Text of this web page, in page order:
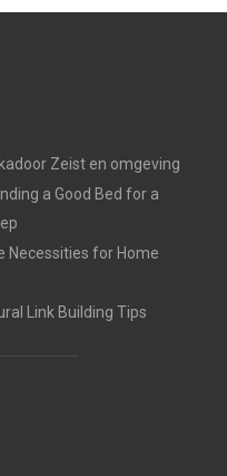
Zeist en omgeving
a Good Bed for a
Necessities for Home
Link Building Tips